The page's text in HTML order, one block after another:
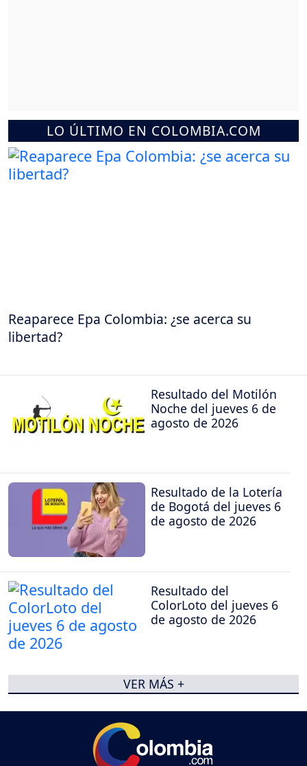
LO ÚLTIMO EN COLOMBIA.COM
Reaparece Epa Colombia: ¿se acerca su
libertad?
Resultado del Motilón
Noche del jueves 6 de
agosto de 2026
Resultado de la Lotería
de Bogotá del jueves 6
de agosto de 2026
Resultado del
ColorLoto del jueves 6
de agosto de 2026
VER MÁS +